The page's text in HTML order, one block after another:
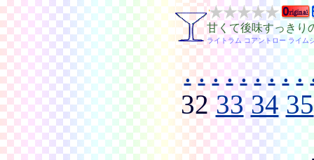
甘くて後味すっきり
ライトラム コアントロー ライム
. . . . . . . . .
3233 34 35